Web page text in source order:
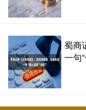
蜀商
一句